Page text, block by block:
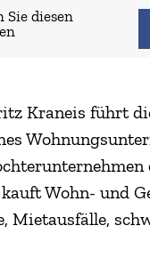
diesen
Kraneis führt
Wohn- und
Mietausfälle,